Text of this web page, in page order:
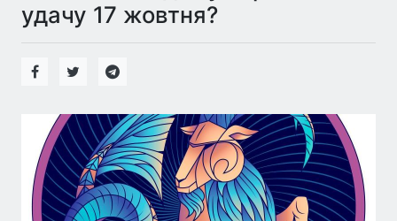
удачу 17 жовтня?